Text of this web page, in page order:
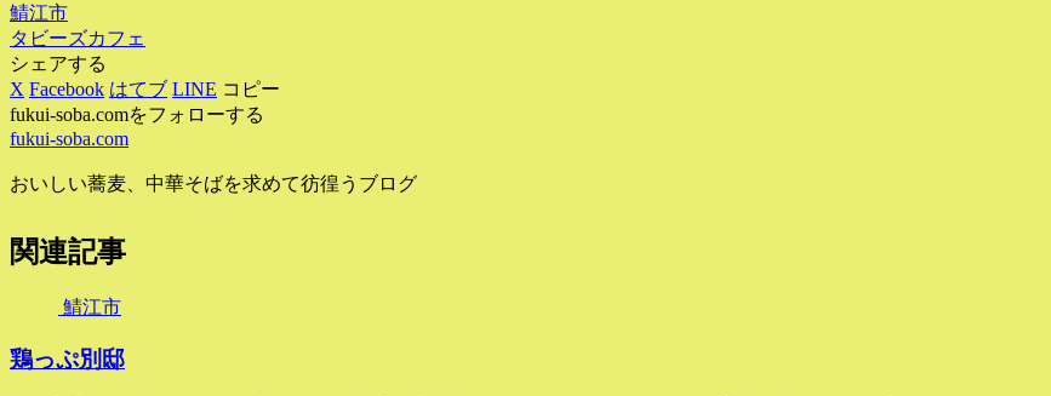
鯖江市
タビーズカフェ
シェアする
X Facebook はてブ LINE コピー
fukui-soba.comをフォローする
fukui-soba.com
おいしい蕎麦、中華そばを求めて彷徨うブログ
関連記事
鯖江市
鶏っぷ別邸